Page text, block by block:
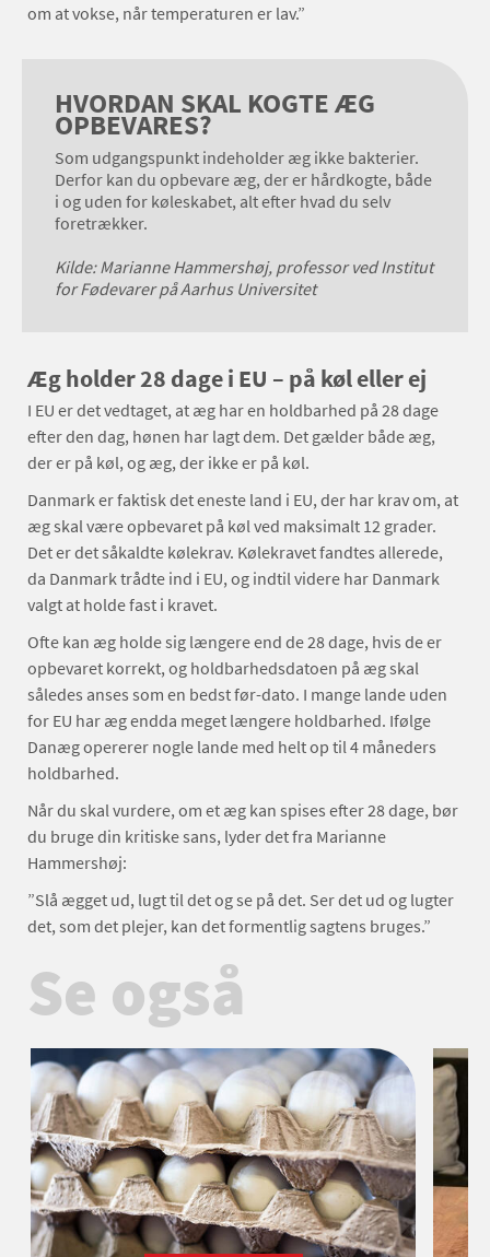
om at vokse, når temperaturen er lav.”
HVORDAN SKAL KOGTE ÆG
OPBEVARES?
Som udgangspunkt indeholder æg ikke bakterier.
Derfor kan du opbevare æg, der er hårdkogte, både
i og uden for køleskabet, alt efter hvad du selv
foretrækker.
Kilde: Marianne Hammershøj, professor ved Institut
for Fødevarer på Aarhus Universitet
Æg holder 28 dage i EU – på køl eller ej
I EU er det vedtaget, at æg har en holdbarhed på 28 dage
efter den dag, hønen har lagt dem. Det gælder både æg,
der er på køl, og æg, der ikke er på køl.
Danmark er faktisk det eneste land i EU, der har krav om, at
æg skal være opbevaret på køl ved maksimalt 12 grader.
Det er det såkaldte kølekrav. Kølekravet fandtes allerede,
da Danmark trådte ind i EU, og indtil videre har Danmark
valgt at holde fast i kravet.
Ofte kan æg holde sig længere end de 28 dage, hvis de er
opbevaret korrekt, og holdbarhedsdatoen på æg skal
således anses som en bedst før-dato. I mange lande uden
for EU har æg endda meget længere holdbarhed. Ifølge
Danæg opererer nogle lande med helt op til 4 måneders
holdbarhed.
Når du skal vurdere, om et æg kan spises efter 28 dage, bør
du bruge din kritiske sans, lyder det fra Marianne
Hammershøj:
”Slå ægget ud, lugt til det og se på det. Ser det ud og lugter
det, som det plejer, kan det formentlig sagtens bruges.”
Se også